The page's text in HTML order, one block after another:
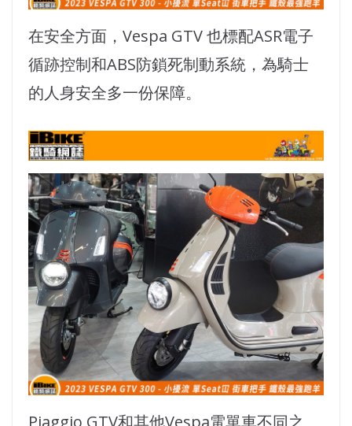
在安全方面，Vespa GTV 也標配ASR電子
循跡控制和ABS防鎖死制動系統，為騎士
的人身安全多一份保障。